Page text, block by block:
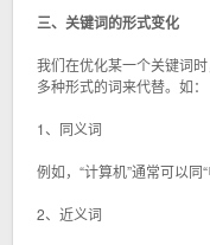
三、关键词的形式变化
我们在优化某一个关键词
多种形式的词来代替。如：
1、同义词
例如，“计算机”通常可以同“
2、近义词